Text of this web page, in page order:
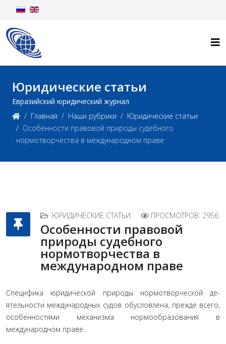
Юридические статьи
Евразийский юридический журнал
Главная
Наши рубрики
Юридические статьи
Особенности правовой природы судебного
нормотворчества в международном праве
ЮРИДИЧЕСКИЕ СТАТЬИ ПРОСМОТРОВ: 2956
Особенности правовой
природы судебного
нормотворчества в
международном праве
Специфика юридической природы нормотворческой де­
ятельности международных судов обусловлена, прежде всего,
особенностями механизма нормообразования в
международ­ном праве.